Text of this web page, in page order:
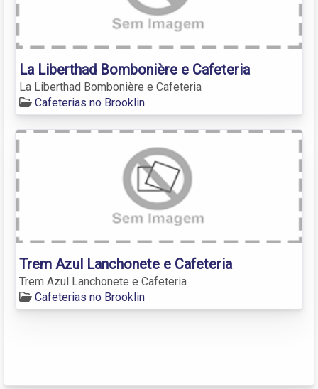
La Liberthad Bombonière e Cafeteria
La Liberthad Bombonière e Cafeteria
Cafeterias no Brooklin
Trem Azul Lanchonete e Cafeteria
Trem Azul Lanchonete e Cafeteria
Cafeterias no Brooklin